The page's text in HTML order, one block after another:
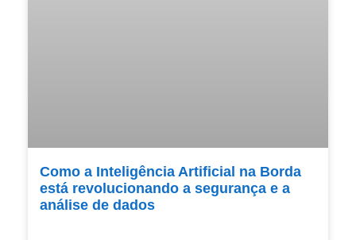
Como a Inteligência Artificial na Borda
está revolucionando a segurança e a
análise de dados